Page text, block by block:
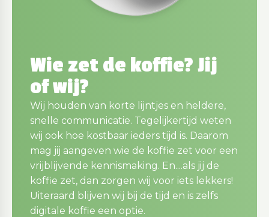
Wie zet de koffie? Jij
of wij?
Wij houden van korte lijntjes en heldere,
snelle communicatie. Tegelijkertijd weten
wij ook hoe kostbaar ieders tijd is. Daarom
mag jij aangeven wie de koffie zet voor een
vrijblijvende kennismaking. En....als jij de
koffie zet, dan zorgen wij voor iets lekkers!
Uiteraard blijven wij bij de tijd en is zelfs
digitale koffie een optie.